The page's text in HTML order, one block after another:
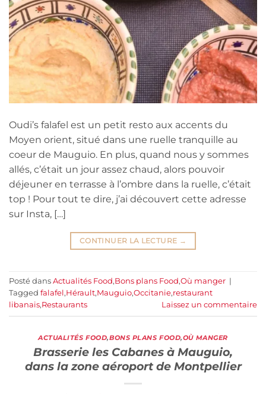
Oudi’s falafel est un petit resto aux accents du
Moyen orient, situé dans une ruelle tranquille au
coeur de Mauguio. En plus, quand nous y sommes
allés, c’était un jour assez chaud, alors pouvoir
déjeuner en terrasse à l’ombre dans la ruelle, c’était
top ! Pour tout te dire, j’ai découvert cette adresse
sur Insta, […]
CONTINUER LA LECTURE →
Posté dans Actualités Food,Bons plans Food,Où manger |
Tagged falafel,Hérault,Mauguio,Occitanie,restaurant
libanais,Restaurants Laissez un commentaire
ACTUALITÉS FOOD,BONS PLANS FOOD,OÙ MANGER
Brasserie les Cabanes à Mauguio,
dans la zone aéroport de Montpellier